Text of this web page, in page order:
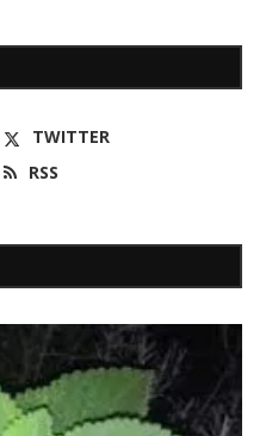
TWITTER
RSS